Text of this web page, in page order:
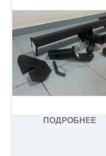
ПОДРОБНЕЕ